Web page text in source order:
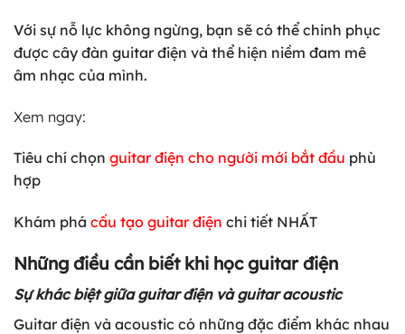
Với sự nỗ lực không ngừng, bạn sẽ có thể chinh phục
được cây đàn guitar điện và thể hiện niềm đam mê
âm nhạc của mình.
Xem ngay:
Tiêu chí chọn guitar điện cho người mới bắt đầu phù
hợp
Khám phá cấu tạo guitar điện chi tiết NHẤT
Những điều cần biết khi học guitar điện
Sự khác biệt giữa guitar điện và guitar acoustic
Guitar điện và acoustic có những đặc điểm khác nhau